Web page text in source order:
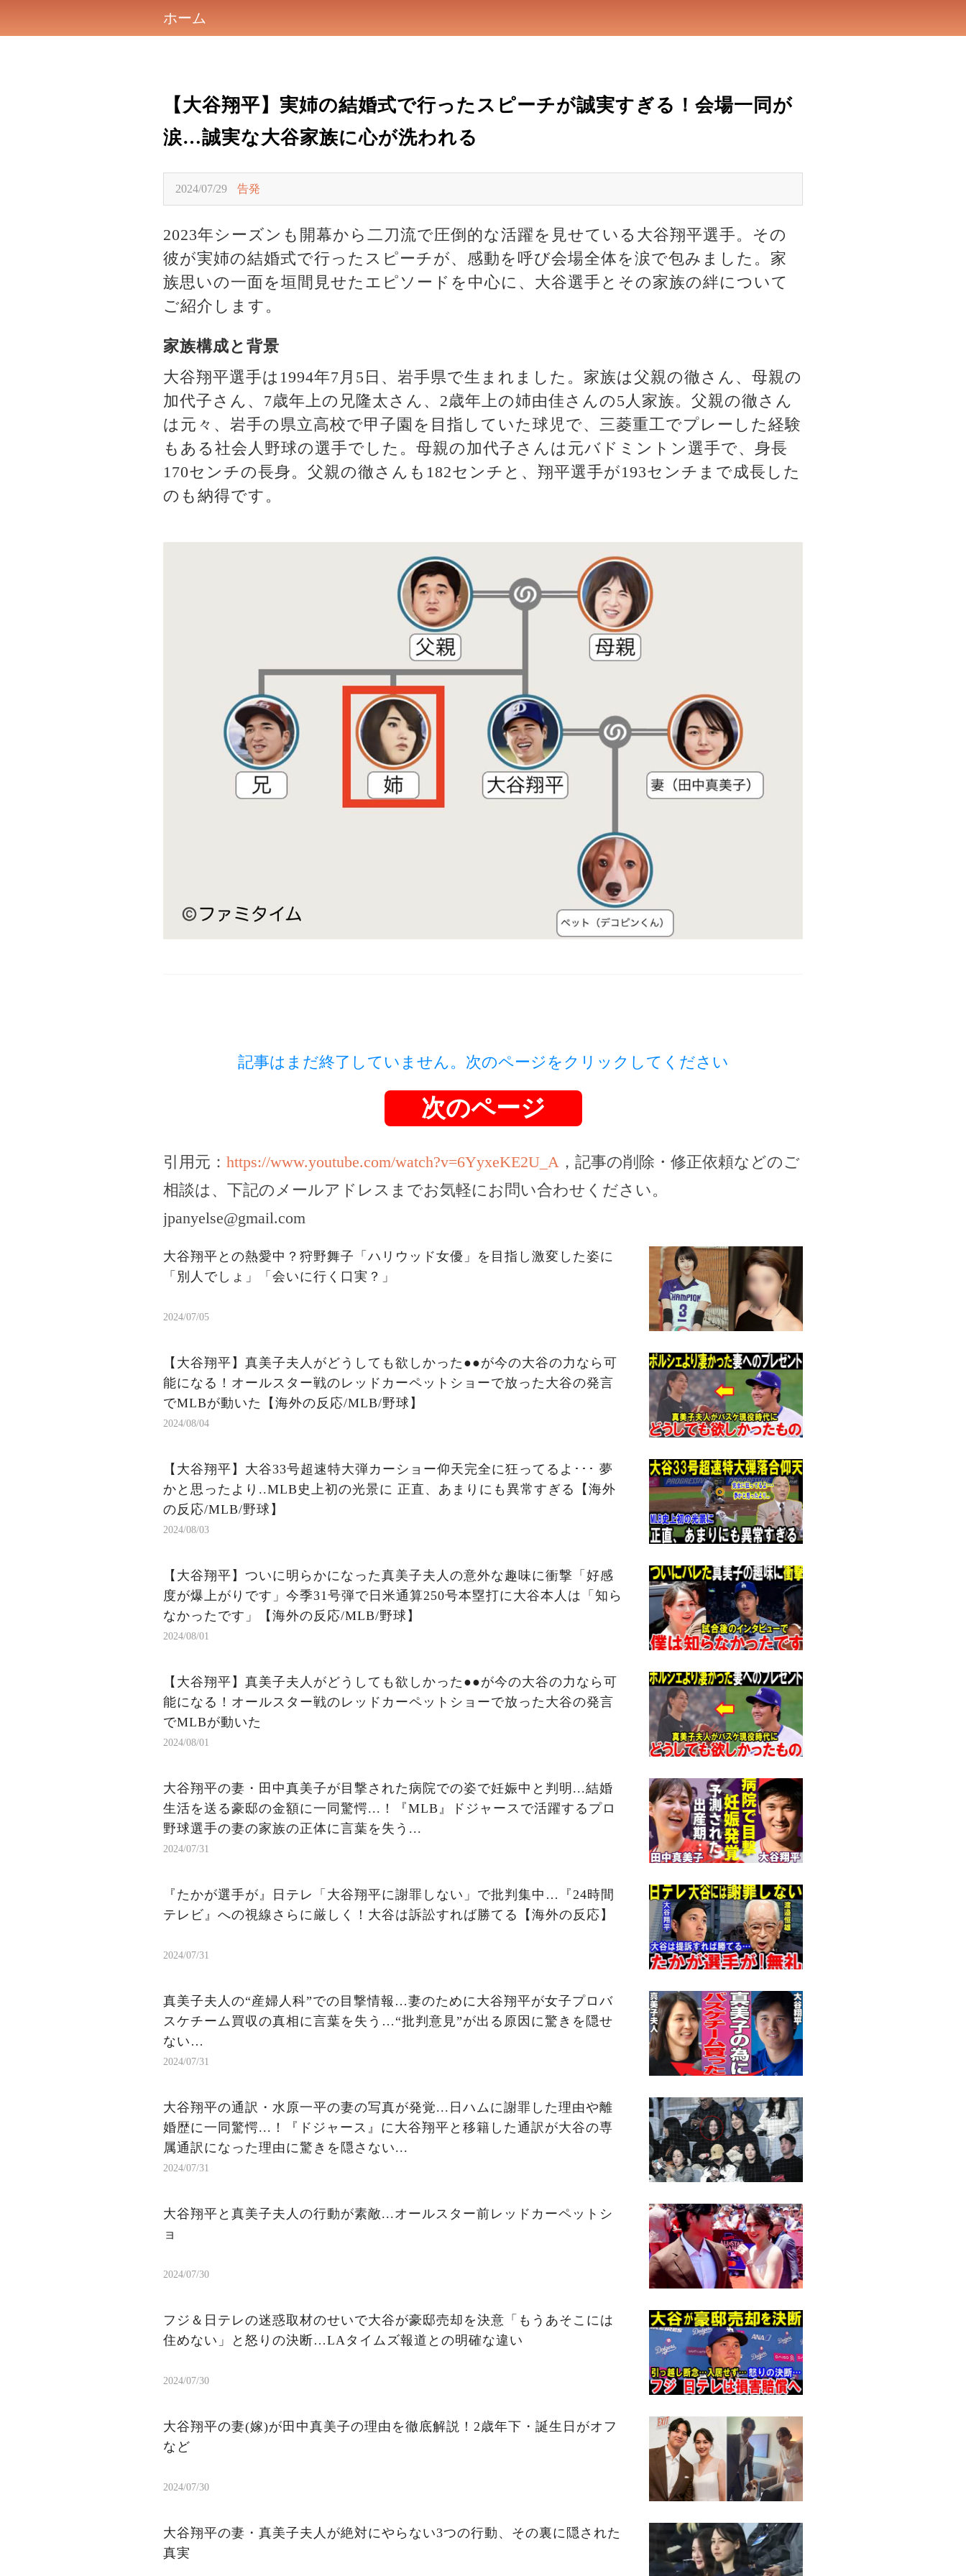
ホーム
【大谷翔平】実姉の結婚式で行ったスピーチが誠実すぎる！会場一同が
涙…誠実な大谷家族に心が洗われる
2024/07/29 告発
2023年シーズンも開幕から二刀流で圧倒的な活躍を見せている大谷翔平選手。その
彼が実姉の結婚式で行ったスピーチが、感動を呼び会場全体を涙で包みました。家
族思いの一面を垣間見せたエピソードを中心に、大谷選手とその家族の絆について
ご紹介します。
家族構成と背景
大谷翔平選手は1994年7月5日、岩手県で生まれました。家族は父親の徹さん、母親の
加代子さん、7歳年上の兄隆太さん、2歳年上の姉由佳さんの5人家族。父親の徹さん
は元々、岩手の県立高校で甲子園を目指していた球児で、三菱重工でプレーした経験
もある社会人野球の選手でした。母親の加代子さんは元バドミントン選手で、身長
170センチの長身。父親の徹さんも182センチと、翔平選手が193センチまで成長した
のも納得です。
記事はまだ終了していません。次のページをクリックしてください
次のページ
引用元： https://www.youtube.com/watch?v=6YyxeKE2U_A ，記事の削除・修正依頼などのご
相談は、下記のメールアドレスまでお気軽にお問い合わせください。
jpanyelse@gmail.com
大谷翔平との熱愛中？狩野舞子「ハリウッド女優」を目指し激変した姿に
「別人でしょ」「会いに行く口実？」
2024/07/05
【大谷翔平】真美子夫人がどうしても欲しかった●●が今の大谷の力なら可
能になる！オールスター戦のレッドカーペットショーで放った大谷の発言
でMLBが動いた【海外の反応/MLB/野球】
2024/08/04
【大谷翔平】大谷33号超速特大弾カーショー仰天完全に狂ってるよ･･･ 夢
かと思ったより..MLB史上初の光景に 正直、あまりにも異常すぎる【海外
の反応/MLB/野球】
2024/08/03
【大谷翔平】ついに明らかになった真美子夫人の意外な趣味に衝撃「好感
度が爆上がりです」今季31号弾で日米通算250号本塁打に大谷本人は「知ら
なかったです」【海外の反応/MLB/野球】
2024/08/01
【大谷翔平】真美子夫人がどうしても欲しかった●●が今の大谷の力なら可
能になる！オールスター戦のレッドカーペットショーで放った大谷の発言
でMLBが動いた
2024/08/01
大谷翔平の妻・田中真美子が目撃された病院での姿で妊娠中と判明...結婚
生活を送る豪邸の金額に一同驚愕...！『MLB』ドジャースで活躍するプロ
野球選手の妻の家族の正体に言葉を失う...
2024/07/31
『たかが選手が』日テレ「大谷翔平に謝罪しない」で批判集中…『24時間
テレビ』への視線さらに厳しく！大谷は訴訟すれば勝てる【海外の反応】
2024/07/31
真美子夫人の“産婦人科”での目撃情報…妻のために大谷翔平が女子プロバ
スケチーム買収の真相に言葉を失う…“批判意見”が出る原因に驚きを隠せ
ない…
2024/07/31
大谷翔平の通訳・水原一平の妻の写真が発覚...日ハムに謝罪した理由や離
婚歴に一同驚愕...！『ドジャース』に大谷翔平と移籍した通訳が大谷の専
属通訳になった理由に驚きを隠さない...
2024/07/31
大谷翔平と真美子夫人の行動が素敵...オールスター前レッドカーペットシ
ョ
2024/07/30
フジ＆日テレの迷惑取材のせいで大谷が豪邸売却を決意「もうあそこには
住めない」と怒りの決断…LAタイムズ報道との明確な違い
2024/07/30
大谷翔平の妻(嫁)が田中真美子の理由を徹底解説！2歳年下・誕生日がオフ
など
2024/07/30
大谷翔平の妻・真美子夫人が絶対にやらない3つの行動、その裏に隠された
真実